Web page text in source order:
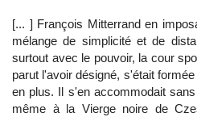
[... ] François Mitterrand en
mélange de simplicité et de
surtout avec le pouvoir, la cour
parut l'avoir désigné, s'était
en plus. Il s'en accommodait
même à la Vierge noire de